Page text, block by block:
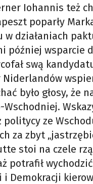
Iohannis też
poparły
w działaniach
później wsparcie
swą
było głosy,
Wschodniej.
politycy ze
za zbyt
stoi na czele
potrafił
i Demokracji